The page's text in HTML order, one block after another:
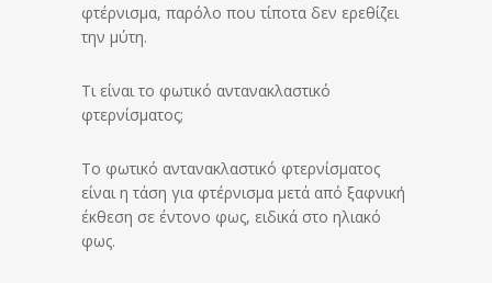
φτέρνισμα, παρόλο που τίποτα δεν ερεθίζει
την μύτη.
Τι είναι το φωτικό αντανακλαστικό
φτερνίσματος;
Το φωτικό αντανακλαστικό φτερνίσματος
είναι η τάση για φτέρνισμα μετά από ξαφνική
έκθεση σε έντονο φως, ειδικά στο ηλιακό
φως.